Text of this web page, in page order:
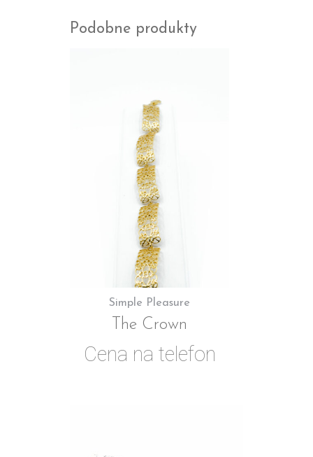
Podobne produkty
Simple Pleasure
The Crown
Cena na telefon